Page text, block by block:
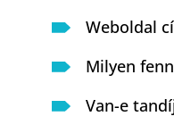
Weboldal
Milyen
Van-e